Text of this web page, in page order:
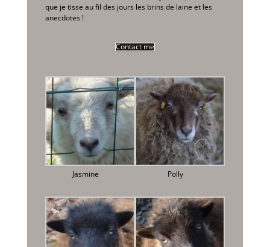
que je tisse au fil des jours les brins de laine et les
anecdotes !
Contact me
Jasmine Polly